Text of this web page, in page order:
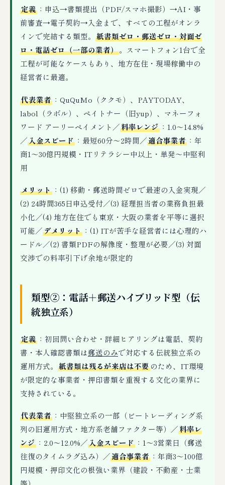
定義 ：申込→書類提出（PDF/スマホ撮影）→AI・事
前審査→電子契約→入金まで、すべての工程がオンラ
インで完結する類型。 紙書類ゼロ・郵送ゼロ・対面ゼ
ロ・電話ゼロ（一部の業者）。スマートフォン1台で全
工程が可能なケースもあり、地方在住・現場稼働中の
経営者に最適。
代表業者 ：QuQuMo（ククモ）、PAYTODAY、
labol（ラボル）、ペイトナー（旧yup）、マネーフォ
ワード アーリーペイメント／料率レンジ ：1.0〜14.8%
／入金スピード ：最短60分〜2時間／適合事業者 ：年
商1〜30億円規模・ITリテラシー中以上・単発〜中堅利
用
メリット ：(1) 移動・郵送時間ゼロで最速の入金実現／
(2) 24時間365日申込受付／(3) 経理担当者の業務負担最
小化／(4) 地方在住でも東京・大阪の業者を平等に選択
可能／デメリット ：(1) ITが苦手な経営者には心理的ハ
ードル／(2) 書類PDFの解像度・整理が必要／(3) 対面
交渉での料率引下げ余地が限定的
類型②：電話＋郵送ハイブリッド型（伝
統独立系）
定義 ：初回問い合わせ・詳細ヒアリングは電話、契約
書・本人確認書類は郵送のみで対応する伝統独立系の
運用方式。 紙書類は残るが来店は不要のため、IT環境
が限定的な事業者・押印書類を重視する文化の業界に
支持されている。
代表業者 ：中堅独立系の一部（ビートレーディング系
列の旧運用方式・地方系老舗ファクター等）／料率レ
ンジ ：2.0〜12.0%／入金スピード ：1〜3営業日（郵送
往復のタイムラグ込み）／適合事業者 ：年商3〜100億
円規模・押印文化の根強い業界（建設・不動産・士業